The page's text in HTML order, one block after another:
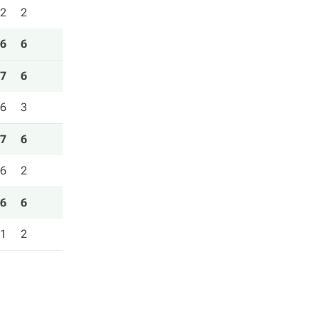
2 2
6 6
7 6
6 3
7 6
6 2
6 6
1 2